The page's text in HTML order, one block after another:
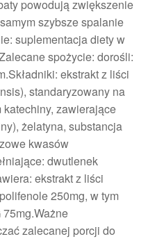
powodują zwiększenie
szybsze spalanie
suplementacja diety w
spożycie: dorośli:
ekstrakt z liści
standaryzowany na
zawierające
żelatyna, substancja
kwasów
dwutlenek
ekstrakt z liści
250mg, w tym
zalecanej porcji do